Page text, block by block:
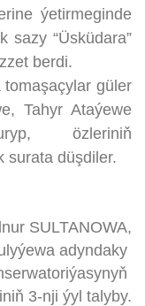
ýetirmeginde
sazy “Üsküdara”
berdi.
güler
Tahyr Ataýewe
özleriniň
surata düşdiler.
SULTANOWA,
adyndaky
3-nji ýyl talyby.